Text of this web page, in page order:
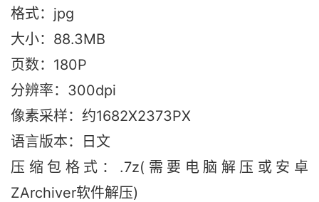
格式：jpg
大小：88.3MB
页数：180P
分辨率：300dpi
像素采样：约1682X2373PX
语言版本：日文
压缩包格式：.7z(需要电脑解压或安卓
ZArchiver软件解压)